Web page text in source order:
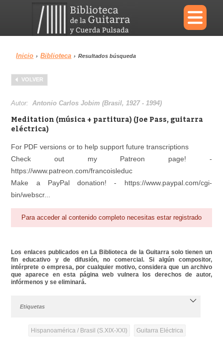
×
Menu
Biblioteca Diccionario
Reproductor
Inicio › Biblioteca › Resultados búsqueda
VOLVER
Autor:Antonio Carlos Jobim (Brasil, 1927 - 1994)
Meditation (música + partitura) (Joe Pass, guitarra
eléctrica)
For PDF versions or to help support future transcriptions
Check out my Patreon page! -
https://www.patreon.com/francoisleduc
Make a PayPal donation! - https://www.paypal.com/cgi-
bin/webscr...
Para acceder al contenido completo necesitas estar registrado
Los enlaces publicados en La Biblioteca de la Guitarra solo tienen un
fin educativo y de difusión, no comercial. Si algún compositor,
intérprete o empresa, por cualquier motivo, considera que un archivo
que aparece en esta página web vulnera los derechos de autor,
infórmenos y se eliminará.
Etiquetas
Hispanoamérica / Brasil (S.XIX-XXI) Guitarra Eléctrica